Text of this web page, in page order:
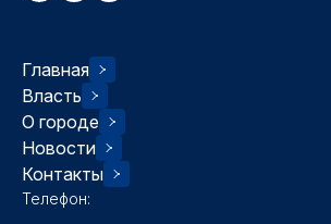
Главная
Власть
О городе
Новости
Контакты
Телефон: